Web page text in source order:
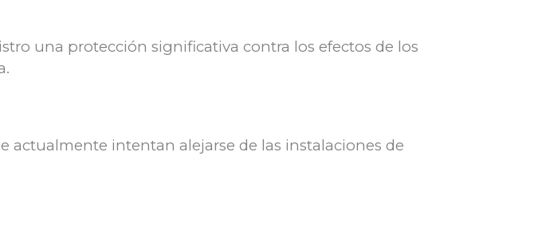
una protección significativa contra los efectos de los
actualmente intentan alejarse de las instalaciones de